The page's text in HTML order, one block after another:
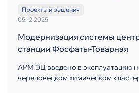
05.12.2025
Проекты и решения
Модернизация системы
станции Фосфаты-Товарная
АРМ ЭЦ введено в эксплуатацию
череповецком химическом